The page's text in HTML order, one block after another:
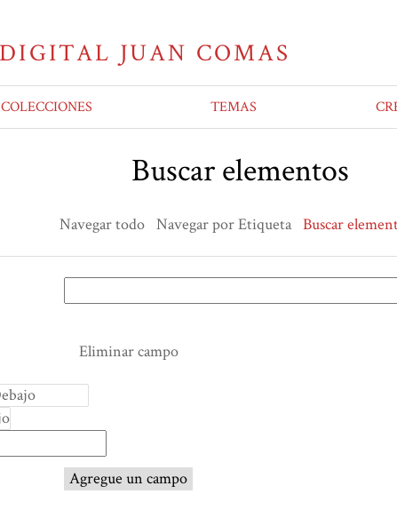
COLECCIONES TEMAS
Buscar elementos
Navegar todo Navegar por Etiqueta Buscar
Eliminar campo
Agregue un campo